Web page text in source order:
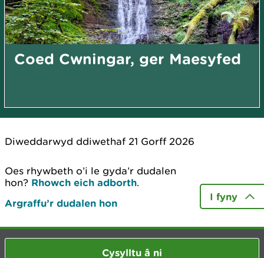
Coed Cwningar, ger Maesyfed
Diweddarwyd ddiwethaf 21 Gorff 2026
Oes rhywbeth o’i le gyda’r dudalen
hon? Rhowch eich adborth.
Argraffu’r dudalen hon
I fyny
Cysylltu â ni